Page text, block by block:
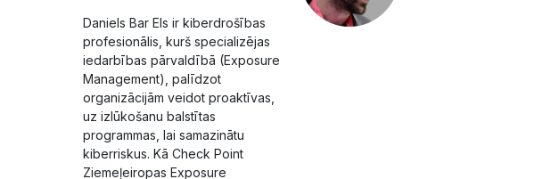
Daniels Bar Els ir kiberdrošības
profesionālis, kurš specializējas
iedarbības pārvaldībā (Exposure
Management), palīdzot
organizācijām veidot proaktīvas,
uz izlūkošanu balstītas
programmas, lai samazinātu
kiberriskus. Kā Check Point
Ziemeļeiropas Exposure